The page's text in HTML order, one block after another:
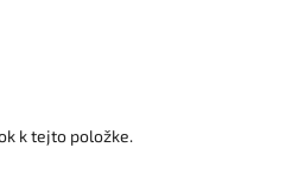
k tejto položke.